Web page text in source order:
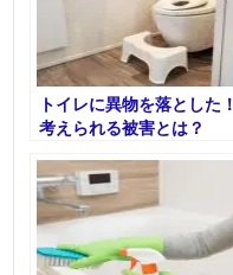
トイレに異物を落とした！
考えられる被害とは？